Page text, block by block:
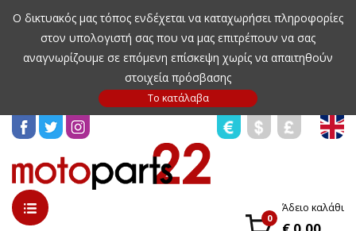
Ο δικτυακός μας τόπος ενδέχεται να καταχωρήσει πληροφορίες
στον υπολογιστή σας που να μας επιτρέπουν να σας
αναγνωρίζουμε σε επόμενη επίσκεψη χωρίς να απαιτηθούν
στοιχεία πρόσβασης
0
Άδειο καλάθι